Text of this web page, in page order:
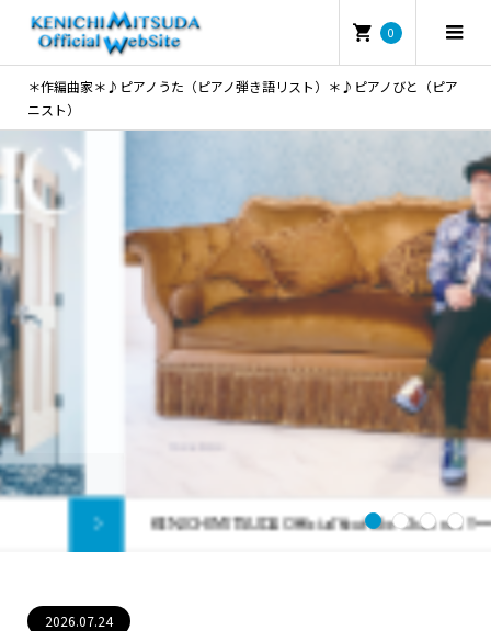
0
＊作編曲家＊♪ピアノうた（ピアノ弾き語リスト）＊♪ピアノびと（ピア
ニスト）
ようこそいらっしゃいました!!
Thank You for Coming♪
KENICHI MITSUDA Official Youtube Channel !! ==>>
2026.07.24